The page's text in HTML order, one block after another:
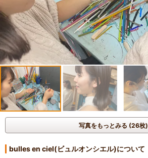
写真をもっとみる (26枚)
bulles en ciel(ビュルオンシエル)について